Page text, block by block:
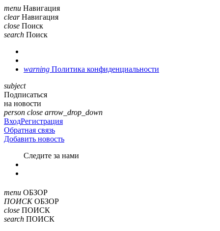
menu Навигация
clear Навигация
close Поиск
search Поиск
warning Политика конфиденциальности
subject
Подписаться
на новости
person close arrow_drop_down
ВходРегистрация
Обратная связь
Добавить новость
Cледите за нами
menu ОБЗОР
ПОИСК ОБЗОР
close ПОИСК
search ПОИСК